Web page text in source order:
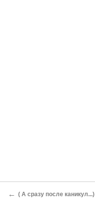
← ( А сразу после каникул...)